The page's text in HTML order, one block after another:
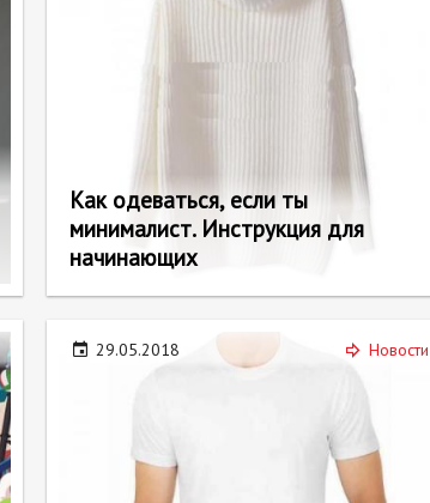
Как одеваться, если ты
минималист. Инструкция для
начинающих
29.05.2018 Новости